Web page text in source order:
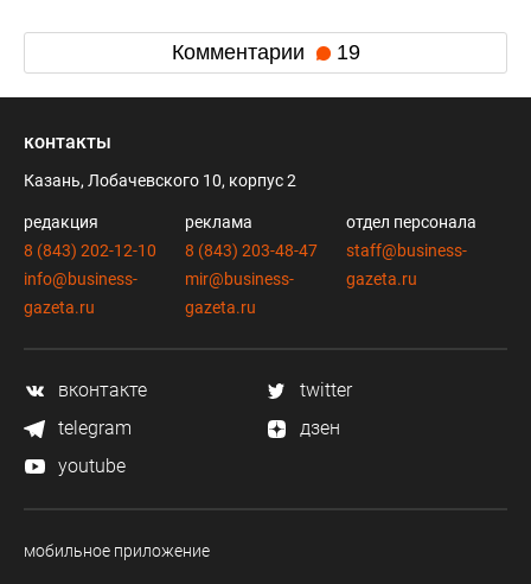
Комментарии 19
контакты
Казань, Лобачевского 10, корпус 2
редакция
8 (843) 202-12-10
info@business-
gazeta.ru
реклама
8 (843) 203-48-47
mir@business-
gazeta.ru
отдел персонала
staff@business-
gazeta.ru
вконтакте
twitter
telegram
дзен
youtube
мобильное приложение